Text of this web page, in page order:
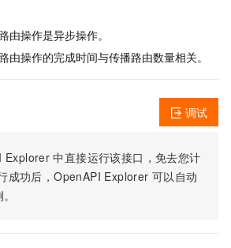
由操作是异步操作。
由操作的完成时间与传播路由数量相关。
Explorer 中直接运行该接口，免去您计
成功后，OpenAPI Explorer 可以自动
调试